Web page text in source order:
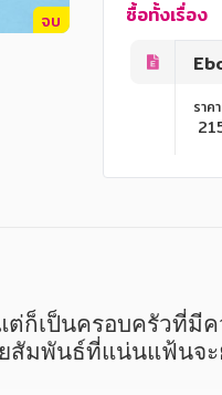
จบ
ซื้อทั้งเรื่อง
ราค
สัมพันธ์ที่แน่นแฟ้นจะ